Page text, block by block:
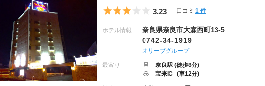
5つ星のうち3
3.23 口コミ 1 件
ホテル情報
奈良県奈良市大森西町13-5
0742-34-1919
オリーブグループ
最寄り
奈良駅 (徒歩8分)
宝来IC (車12分)